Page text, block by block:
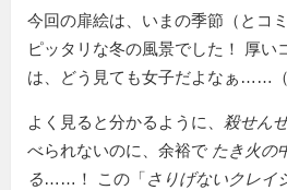
今回の扉絵は、いまの季節（とコ
ピッタリな冬の風景でした！ 厚い
は、どう見ても女子だよなぁ……（
よく見ると分かるように、 殺せん
べられないのに、余裕で たき火の
る……！ この「さりげないクレイ